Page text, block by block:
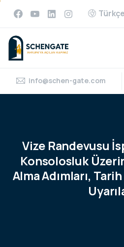
Türkçe
info@schen-gate.com
Vize Randevusu
Konsolosluk
AlmaAdımları, Tarih